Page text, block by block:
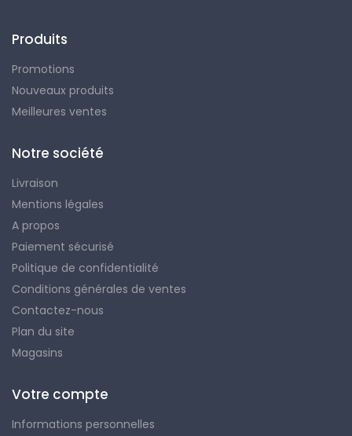
Produits
Promotions
Nouveaux produits
Meilleures ventes
Notre société
Livraison
Mentions légales
A propos
Paiement sécurisé
Politique de confidentialité
Conditions générales de ventes
Contactez-nous
Plan du site
Magasins
Votre compte
Informations personnelles